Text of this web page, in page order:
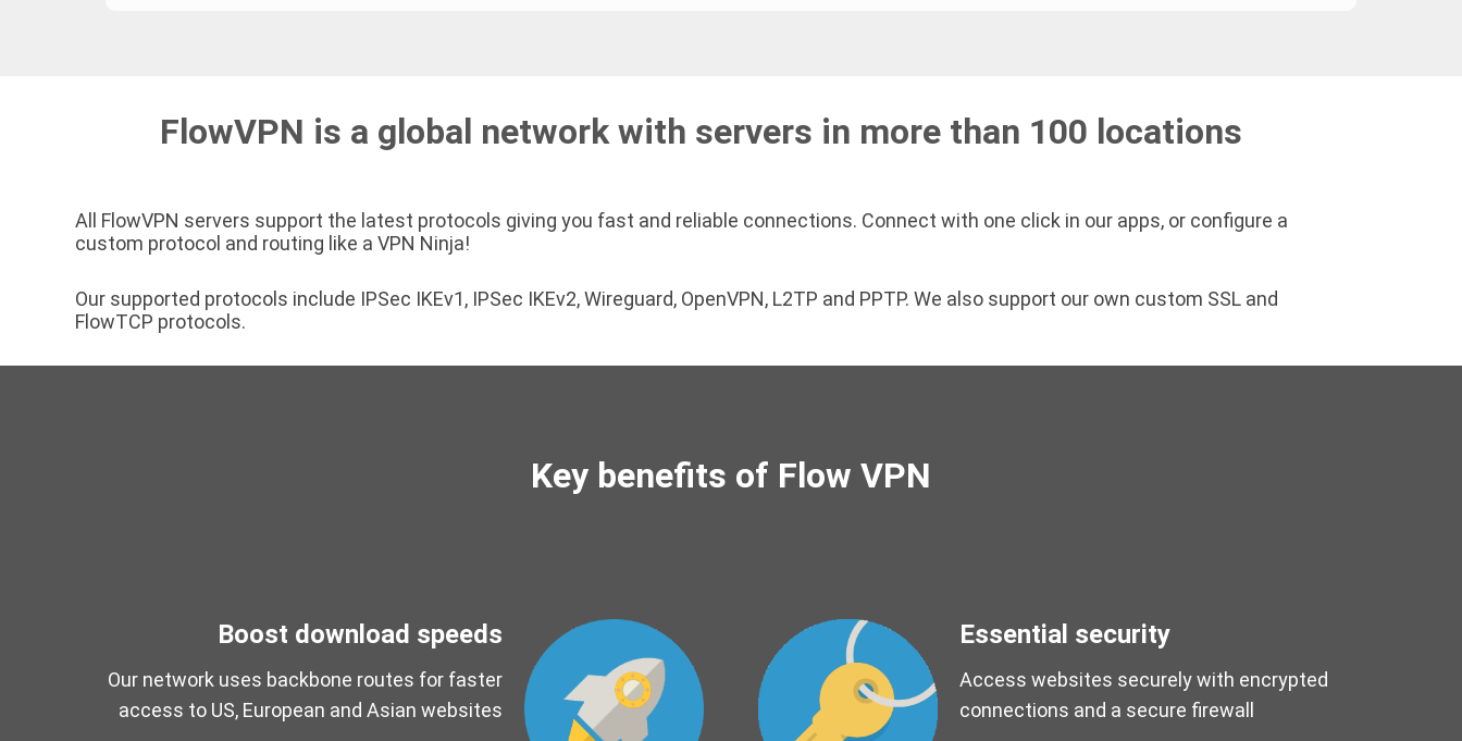
FlowVPN is a global network with servers in more than 100 locations
All FlowVPN servers support the latest protocols giving you fast and reliable connections. Connect with one click in our apps, or configure a
custom protocol and routing like a VPN Ninja!
Our supported protocols include IPSec IKEv1, IPSec IKEv2, Wireguard, OpenVPN, L2TP and PPTP. We also support our own custom SSL and
FlowTCP protocols.
Key benefits of Flow VPN
Boost download speeds
Our network uses backbone routes for faster
access to US, European and Asian websites
Essential security
Access websites securely with encrypted
connections and a secure firewall